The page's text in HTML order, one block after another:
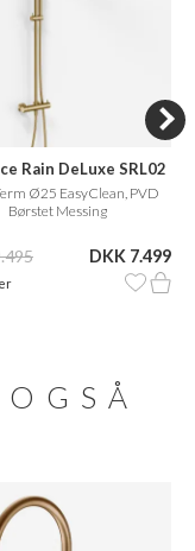
Rain DeLuxe SRL02
Ø25 EasyClean, PVD
Børstet Messing
DKK 7.499